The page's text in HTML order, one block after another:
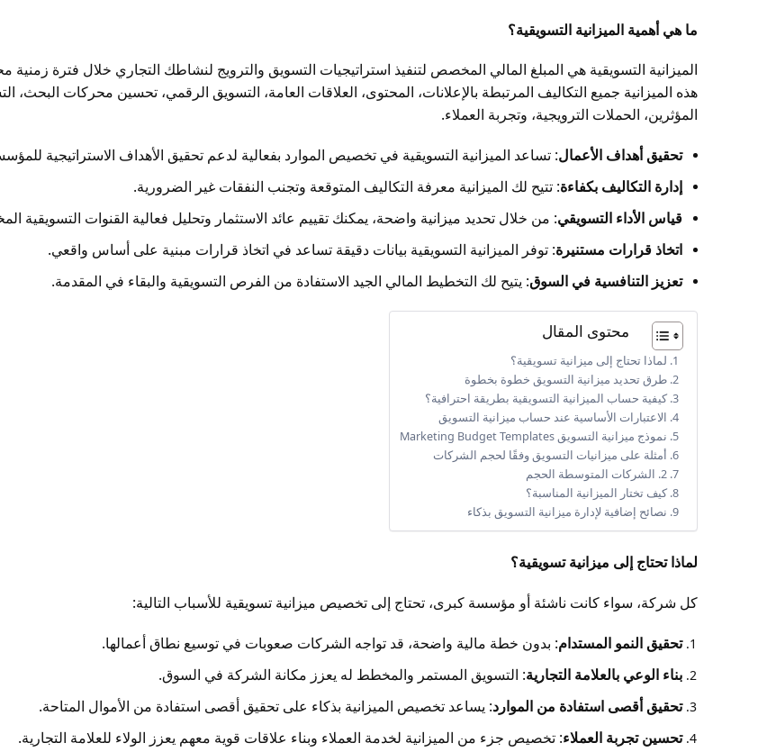
ما هي أهمية الميزانية التسويقية؟
الميزانية التسويقية هي المبلغ المالي المخصص لتنفيذ استراتيجيات التسويق والترويج لنشاطك التجاري خلال فترة
هذه الميزانية جميع التكاليف المرتبطة بالإعلانات، المحتوى، العلاقات العامة، التسويق الرقمي، تحسين محركات البحث،
المؤثرين، الحملات الترويجية، وتجربة العملاء.
تحقيق أهداف الأعمال: تساعد الميزانية التسويقية في تخصيص الموارد بفعالية لدعم تحقيق الأهداف الاستراتيجية
إدارة التكاليف بكفاءة: تتيح لك الميزانية معرفة التكاليف المتوقعة وتجنب النفقات غير الضرورية.
قياس الأداء التسويقي: من خلال تحديد ميزانية واضحة، يمكنك تقييم عائد الاستثمار وتحليل فعالية القنوات التسويقية
اتخاذ قرارات مستنيرة: توفر الميزانية التسويقية بيانات دقيقة تساعد في اتخاذ قرارات مبنية على أساس واقعي.
تعزيز التنافسية في السوق: يتيح لك التخطيط المالي الجيد الاستفادة من الفرص التسويقية والبقاء في المقدمة.
محتوى المقال
لماذا تحتاج إلى ميزانية تسويقية؟
طرق تحديد ميزانية التسويق خطوة بخطوة
كيفية حساب الميزانية التسويقية بطريقة احترافية؟
الاعتبارات الأساسية عند حساب ميزانية التسويق
نموذج ميزانية التسويق Marketing Budget Templates
أمثلة على ميزانيات التسويق وفقًا لحجم الشركات
2. الشركات المتوسطة الحجم
كيف تختار الميزانية المناسبة؟
نصائح إضافية لإدارة ميزانية التسويق بذكاء
لماذا تحتاج إلى ميزانية تسويقية؟
كل شركة، سواء كانت ناشئة أو مؤسسة كبرى، تحتاج إلى تخصيص ميزانية تسويقية للأسباب التالية:
تحقيق النمو المستدام: بدون خطة مالية واضحة، قد تواجه الشركات صعوبات في توسيع نطاق أعمالها.
بناء الوعي بالعلامة التجارية: التسويق المستمر والمخطط له يعزز مكانة الشركة في السوق.
تحقيق أقصى استفادة من الموارد: يساعد تخصيص الميزانية بذكاء على تحقيق أقصى استفادة من الأموال المتاحة.
تحسين تجربة العملاء: تخصيص جزء من الميزانية لخدمة العملاء وبناء علاقات قوية معهم يعزز الولاء للعلامة التجارية.